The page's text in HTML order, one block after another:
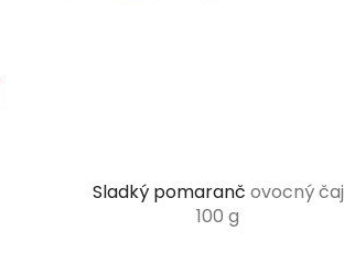
Sladký pomaranč ovocný čaj
100 g